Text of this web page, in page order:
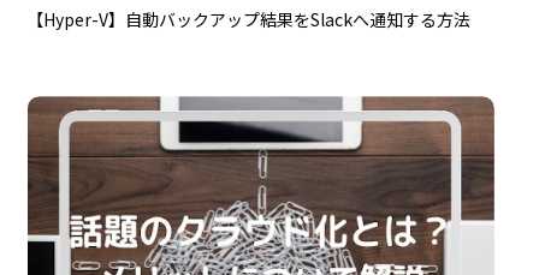
【Hyper-V】自動バックアップ結果をSlackへ通知する方法